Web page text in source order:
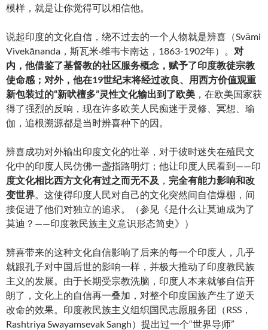
模样，就是让你觉得可以相信他。
说起印度的文化自信，绕不过去的一个人物就是辨喜（Svāmi
Vivekānanda，斯瓦米·维韦卡南达，1863-1902年）。 对
内，他借鉴了基督教的社区服务概念，赋予了印度教徒宗教
使命感；对外，他在19世纪末将经过改良、用西方价值观重
新包装过的“新吠檀多”灵性文化输出到了欧美 ，在欧美国家获
得了强烈的反响，现在许多欧美人民痴迷于灵修、冥想、瑜
伽，追根溯源都是当时辨喜种下的因。
辨喜成功对外输出印度文化的壮举，对于彼时迷失在殖民文
化中的印度人民仿佛一盏指路明灯；他让印度人民看到——印
度文化相比西方文化有过之而无不及 ， 完全有能力影响和改
变世界。这使得印度人民对自己的文化突然间自信爆棚，间
接促进了他们对独立的追求。（参见《是什么让莫迪成为了
莫迪？——印度教民族主义意识形态简史》）
辨喜带来的这种文化自信影响了后来的每一个印度人，几乎
就跟孔子对中国后世的影响一样，并极大推动了印度教民族
主义的发展。由于长期受宗教洗脑，印度人本来就够自信开
朗了，文化上的自信再一叠加，对整个印度国族产生了逆天
改命的效果。印度教民族主义组织国民志愿服务团（RSS，
Rashtriya Swayamsevak Sangh）提出过一个“世界导师”